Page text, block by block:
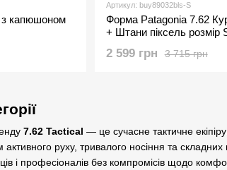
7.62 Tactical — це сучасне тактичне
руху, тривалого носіння та
і професіоналів без компромісів щодо
з капюшоном
Артикул: buy89032bls-S
Форма Рatagonia 7.62
+ Штани піксель розмір
3 715 грн
2 599 грн